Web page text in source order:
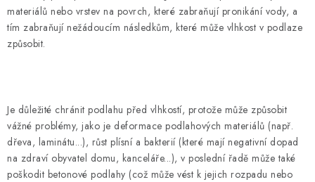
materiálů nebo vrstev na povrch, které zabraňují pronikání vody, a
tím zabraňují nežádoucím následkům, které může vlhkost v podlaze
způsobit.
Je důležité chránit podlahu před vlhkostí, protože může způsobit
vážné problémy, jako je deformace podlahových materiálů (např.
dřeva, laminátu...), růst plísní a bakterií (které mají negativní dopad
na zdraví obyvatel domu, kanceláře...), v poslední řadě může také
poškodit betonové podlahy (což může vést k jejich rozpadu nebo